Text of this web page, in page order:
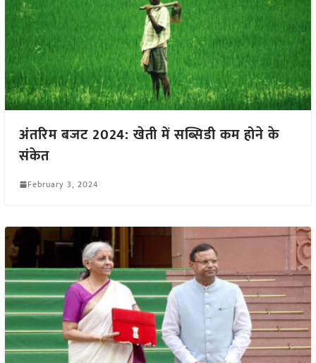
अंतरिम बजट 2024: खेती में सब्सिडी कम होने के
संकेत
February 3, 2024